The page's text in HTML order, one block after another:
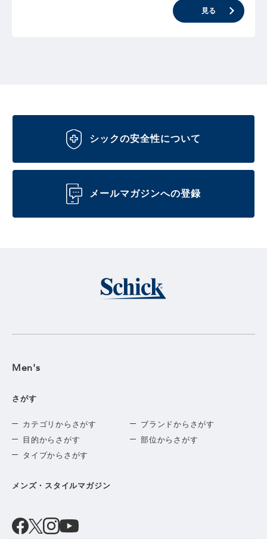
見る
シックの安全性について
メールマガジンへの登録
Men's
さがす
カテゴリからさがす
ブランドからさがす
目的からさがす
部位からさがす
タイプからさがす
メンズ・スタイルマガジン